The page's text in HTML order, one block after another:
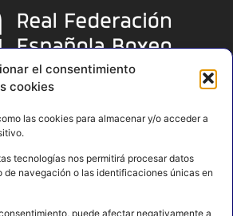
el consentimiento
cookies
las cookies para almacenar y/o acceder a
tecnologías nos permitirá procesar datos
de navegación o las identificaciones únicas en
puede afectar negativamente a